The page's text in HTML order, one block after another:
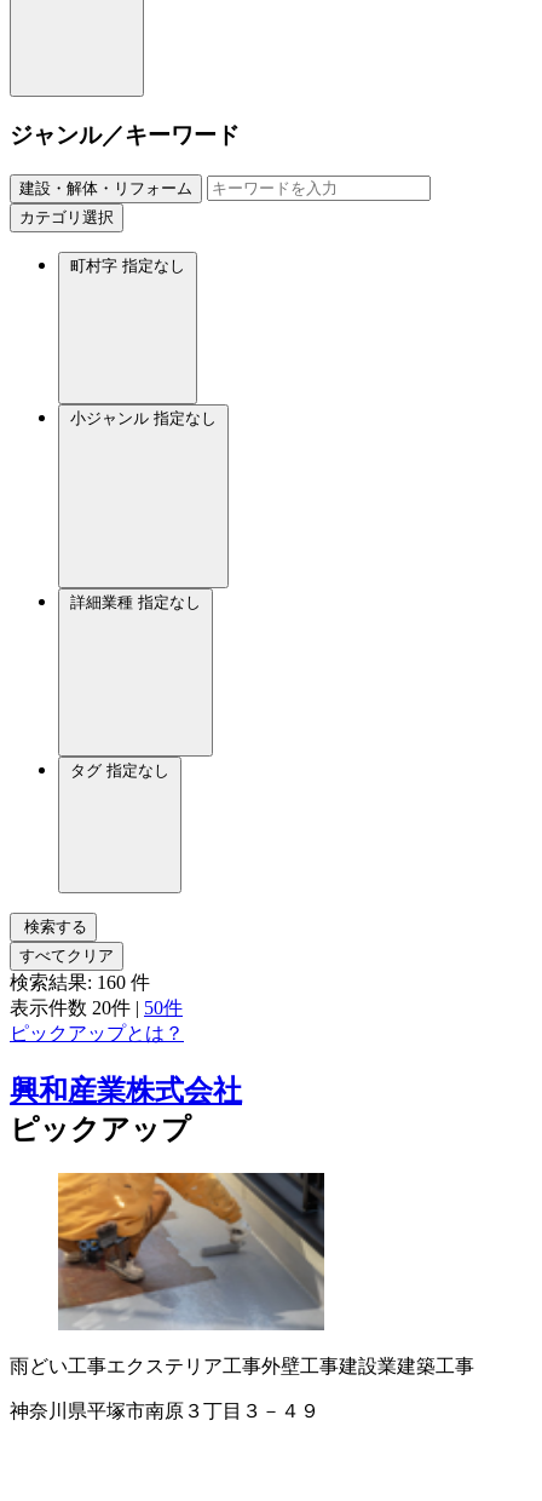
ジャンル／キーワード
建設・解体・リフォーム
カテゴリ選択
町村字 指定なし
小ジャンル 指定なし
詳細業種 指定なし
タグ 指定なし
検索する
すべてクリア
検索結果: 160 件
表示件数 20件 | 50件
ピックアップとは？
興和産業株式会社
ピックアップ
雨どい工事エクステリア工事外壁工事建設業建築工事
神奈川県平塚市南原３丁目３－４９